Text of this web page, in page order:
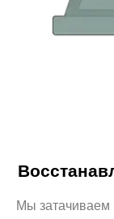
Мы затачиваем